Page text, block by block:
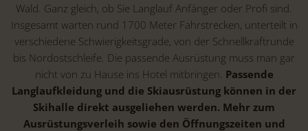
Wald. Ganz gleich, ob Sie Langlauf Anfänger oder Profi sind.
Insgesamt warten rund 1700 Meter Fahrstrecken, unterteilt in
verschiedene Schwierigkeitsgrade, von der Schnellkraftrunde
bis Nordostschleife. Die passende Ausrüstung muss man gar
nicht von zu Hause ins Hotel mitbringen. Passende
Langlaufkleidung und die Skiausrüstung können in der
Skihalle direkt ausgeliehen werden. Mehr zum
Ausrüstungsverleih sowie den Öffnungszeiten und